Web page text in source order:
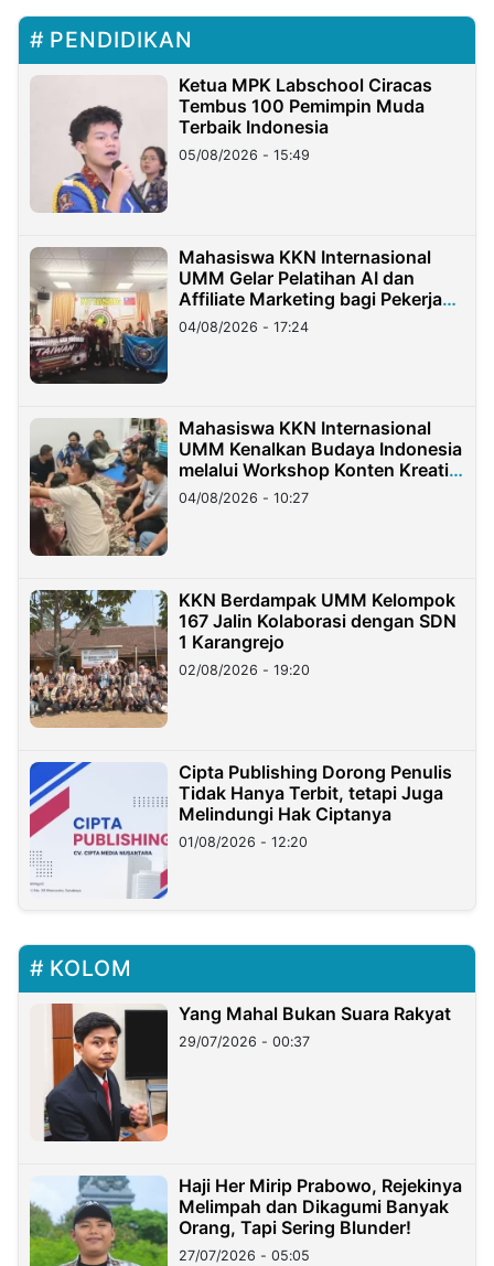
PENDIDIKAN
Ketua MPK Labschool Ciracas
Tembus 100 Pemimpin Muda
Terbaik Indonesia
05/08/2026 - 15:49
Mahasiswa KKN Internasional
UMM Gelar Pelatihan AI dan
Affiliate Marketing bagi Pekerja
Migran Indonesia di Taiwan
04/08/2026 - 17:24
Mahasiswa KKN Internasional
UMM Kenalkan Budaya Indonesia
melalui Workshop Konten Kreatif
di Taiwan
04/08/2026 - 10:27
KKN Berdampak UMM Kelompok
167 Jalin Kolaborasi dengan SDN
1 Karangrejo
02/08/2026 - 19:20
Cipta Publishing Dorong Penulis
Tidak Hanya Terbit, tetapi Juga
Melindungi Hak Ciptanya
01/08/2026 - 12:20
KOLOM
Yang Mahal Bukan Suara Rakyat
29/07/2026 - 00:37
Haji Her Mirip Prabowo, Rejekinya
Melimpah dan Dikagumi Banyak
Orang, Tapi Sering Blunder!
27/07/2026 - 05:05